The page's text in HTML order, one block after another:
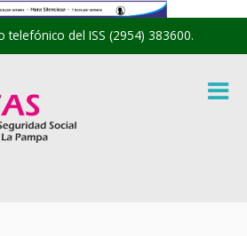
del ISS (2954) 383600.